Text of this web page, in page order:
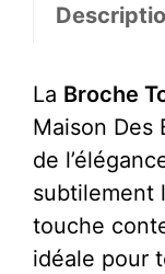
La Broche
Maison Des
de
subtilement
touche
idéale pour